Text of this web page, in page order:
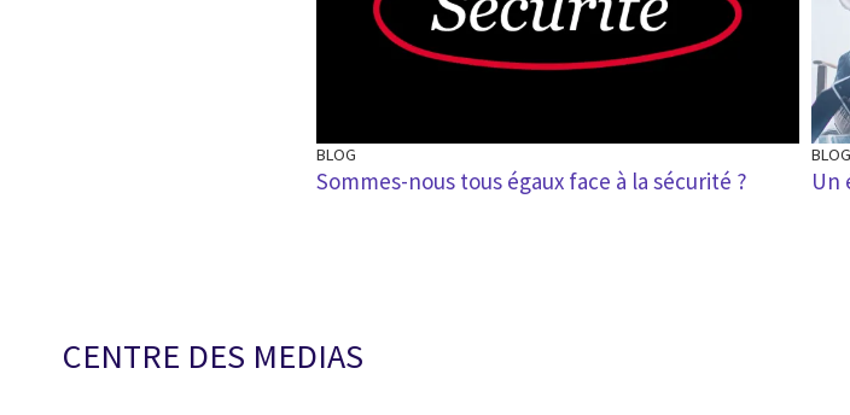
BLOG
Sommes-nous tous égaux face à la sécurité ?
BLOG
Un
CENTRE DES MEDIAS